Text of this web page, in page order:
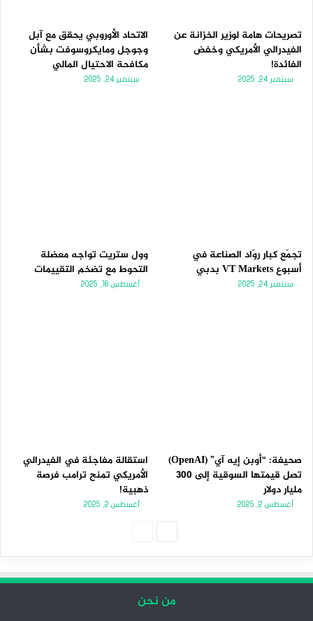
تصريحات هامة لوزير الخزانة عن
الفيدرالي الأمريكي وخفض
الفائدة!
سبتمبر 24, 2025
الاتحاد الأوروبي يحقق مع آبل
وجوجل ومايكروسوفت بشأن
مكافحة الاحتيال المالي
سبتمبر 24, 2025
تجمّع كبار روّاد الصناعة في
أسبوع VT Markets بدبي
سبتمبر 24, 2025
وول ستريت تواجه معضلة
التحوط مع تضخم التقييمات
أغسطس 16, 2025
صحيفة: “أوبن إيه آي” (OpenAI)
تصل قيمتها السوقية إلى 300
مليار دولار
أغسطس 2, 2025
استقالة مفاجئة في الفيدرالي
الأمريكي تمنح ترامب فرصة
ذهبية!
أغسطس 2, 2025
من نحن